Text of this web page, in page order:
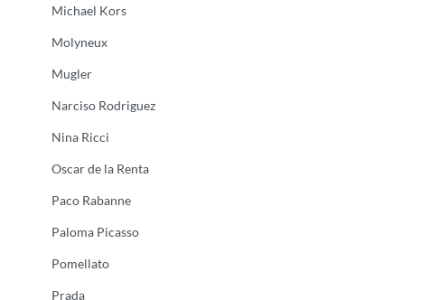
Michael Kors
Molyneux
Mugler
Narciso Rodriguez
Nina Ricci
Oscar de la Renta
Paco Rabanne
Paloma Picasso
Pomellato
Prada